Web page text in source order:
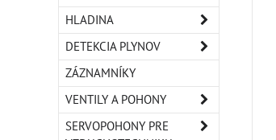
HLADINA
DETEKCIA PLYNOV
ZÁZNAMNÍKY
VENTILY A POHONY
SERVOPOHONY PRE